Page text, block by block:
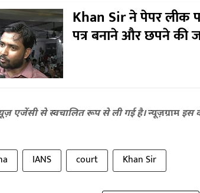
Khan Sir ने पेपर लीक
पत्र बनाने और छपने की
एजेंसी से स्वचालित रूप से ली गई है।न्यूज़ग्रामइस
IANS court Khan Sir